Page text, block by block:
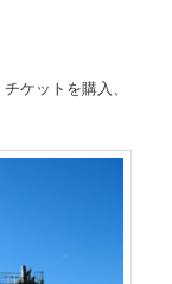
ケットを購入、